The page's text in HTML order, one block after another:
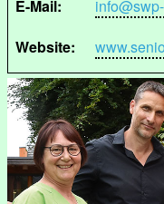
E-Mail:
Website: